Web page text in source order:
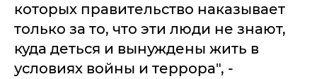
которых правительство наказывает
только за то, что эти люди не знают,
куда деться и вынуждены жить в
условиях войны и террора", -